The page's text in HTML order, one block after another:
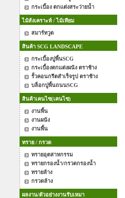
กระเบื้อง ตกแต่งสระว่ายน้ำ
ไม้สังเคราะห์ / ไม้เทียม
สมาร์ทวูด
สินค้า SCG LANDSCAPE
กระเบื้องปูพื้นSCG
กระเบื้องตกแต่งผนัง ตราช้าง
รั้วคอนกรีตสำเร็จรูป ตราช้าง
บล็อกปูพื้นถนนSCG
สินค้าเคนไซ(เคนไซ)
งานพื้น
งานผนัง
งานพื้น
ทราย / กรวด
ทรายอุตสาหกรรม
ทรายกรองน้ำ/กรวดกรองน้ำ
ทรายล้าง
กรวดล้าง
ผลงาน/ตัวอย่างงานรับเหมา